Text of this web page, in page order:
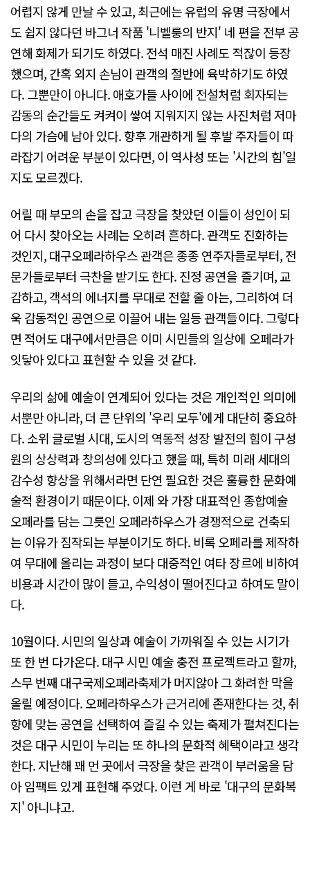
어렵지 않게 만날 수 있고, 최근에는 유럽의 유명 극장에서
도 쉽지 않다던 바그너 작품 '니벨룽의 반지' 네 편을 전부 공
연해 화제가 되기도 하였다. 전석 매진 사례도 적잖이 등장
했으며, 간혹 외지 손님이 관객의 절반에 육박하기도 하였
다. 그뿐만이 아니다. 애호가들 사이에 전설처럼 회자되는
감동의 순간들도 켜켜이 쌓여 지워지지 않는 사진처럼 저마
다의 가슴에 남아 있다. 향후 개관하게 될 후발 주자들이 따
라잡기 어려운 부분이 있다면, 이 역사성 또는 '시간의 힘'일
지도 모르겠다.
어릴 때 부모의 손을 잡고 극장을 찾았던 이들이 성인이 되
어 다시 찾아오는 사례는 오히려 흔하다. 관객도 진화하는
것인지, 대구오페라하우스 관객은 종종 연주자들로부터, 전
문가들로부터 극찬을 받기도 한다. 진정 공연을 즐기며, 교
감하고, 객석의 에너지를 무대로 전할 줄 아는, 그리하여 더
욱 감동적인 공연으로 이끌어 내는 일등 관객들이다. 그렇다
면 적어도 대구에서만큼은 이미 시민들의 일상에 오페라가
잇닿아 있다고 표현할 수 있을 것 같다.
우리의 삶에 예술이 연계되어 있다는 것은 개인적인 의미에
서뿐만 아니라, 더 큰 단위의 '우리 모두'에게 대단히 중요하
다. 소위 글로벌 시대, 도시의 역동적 성장 발전의 힘이 구성
원의 상상력과 창의성에 있다고 했을 때, 특히 미래 세대의
감수성 향상을 위해서라면 단연 필요한 것은 훌륭한 문화예
술적 환경이기 때문이다. 이제 와 가장 대표적인 종합예술
오페라를 담는 그릇인 오페라하우스가 경쟁적으로 건축되
는 이유가 짐작되는 부분이기도 하다. 비록 오페라를 제작하
여 무대에 올리는 과정이 보다 대중적인 여타 장르에 비하여
비용과 시간이 많이 들고, 수익성이 떨어진다고 하여도 말이
다.
10월이다. 시민의 일상과 예술이 가까워질 수 있는 시기가
또 한 번 다가온다. 대구 시민 예술 충전 프로젝트라고 할까,
스무 번째 대구국제오페라축제가 머지않아 그 화려한 막을
올릴 예정이다. 오페라하우스가 근거리에 존재한다는 것, 취
향에 맞는 공연을 선택하여 즐길 수 있는 축제가 펼쳐진다는
것은 대구 시민이 누리는 또 하나의 문화적 혜택이라고 생각
한다. 지난해 꽤 먼 곳에서 극장을 찾은 관객이 부러움을 담
아 임팩트 있게 표현해 주었다. 이런 게 바로 '대구의 문화복
지' 아니냐고.